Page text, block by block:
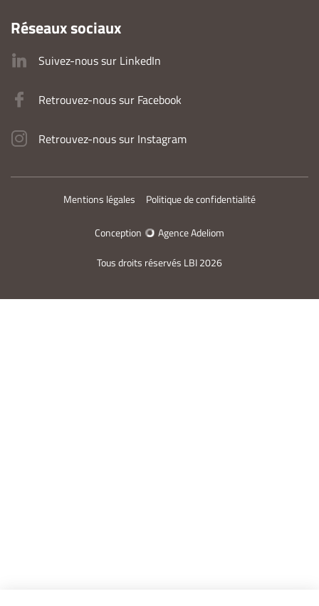
Réseaux sociaux
Suivez-nous sur LinkedIn
Retrouvez-nous sur Facebook
Retrouvez-nous sur Instagram
Mentions légales Politique de confidentialité
Conception
Agence Adeliom
Tous droits réservés LBI 2026